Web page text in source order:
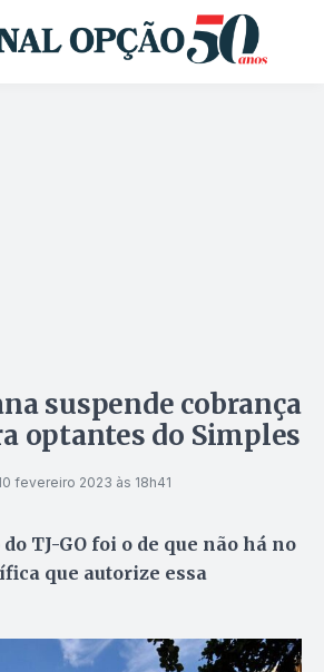
suspende cobrança
optantes do Simples
fevereiro 2023 às 18h41
TJ-GO foi o de que não há no
que autorize essa